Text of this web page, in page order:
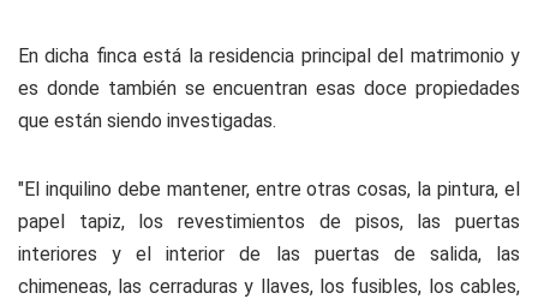
En dicha finca está la residencia principal del matrimonio y
es donde también se encuentran esas doce propiedades
que están siendo investigadas.
"El inquilino debe mantener, entre otras cosas, la pintura, el
papel tapiz, los revestimientos de pisos, las puertas
interiores y el interior de las puertas de salida, las
chimeneas, las cerraduras y llaves, los fusibles, los cables,